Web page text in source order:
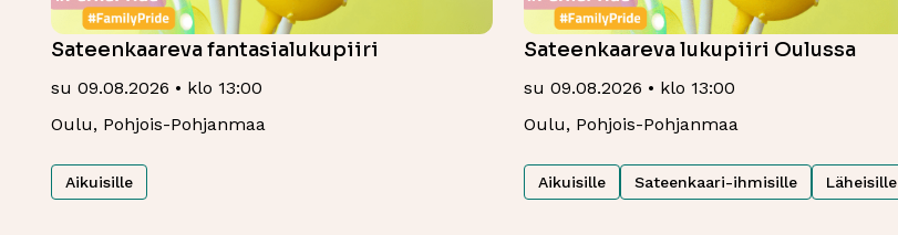
Sateenkaareva fantasialukupiiri
su 09.08.2026 • klo 13:00
Oulu, Pohjois-Pohjanmaa
Aikuisille
Sateenkaareva lukupiiri Oulussa
su 09.08.2026 • klo 13:00
Oulu, Pohjois-Pohjanmaa
Aikuisille Sateenkaari-ihmisille Läheisille